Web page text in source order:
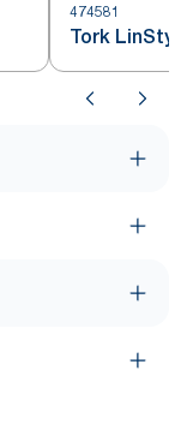
474581
Tork